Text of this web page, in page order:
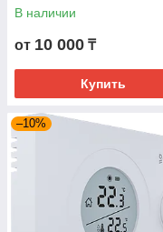
В наличии
от 10 000 ₸
Купить
–10%